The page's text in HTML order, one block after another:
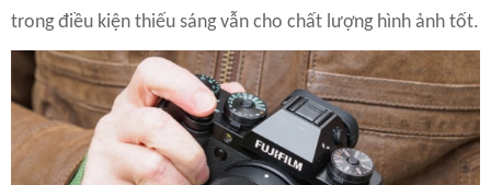
trong điều kiện thiếu sáng vẫn cho chất lượng hình ảnh tốt.